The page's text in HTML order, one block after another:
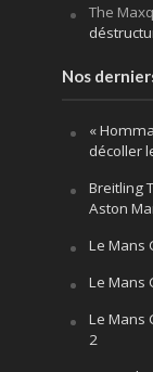
The
Nos
«
décoller
Breitling
Aston
Le Mans
Le Mans
Le Mans
2